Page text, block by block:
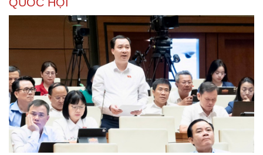
Cải chính
Khi mạng xã hội thành nơi phán xử
XÂY DỰNG, CHỈNH ĐỐN ĐẢNG
Cô giáo trẻ lấy sự tiến bộ của học sinh làm thước
đo thực hành Chỉ thị 07
Đối ngoại linh hoạt dựa trên nền tảng chính trị vững
chắc
Điểm mới đột phá trong Chỉ thị số 07 về thực hành tư